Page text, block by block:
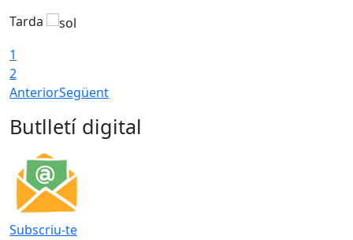
Tarda
1
2
AnteriorSegüent
Butlletí digital
Subscriu-te